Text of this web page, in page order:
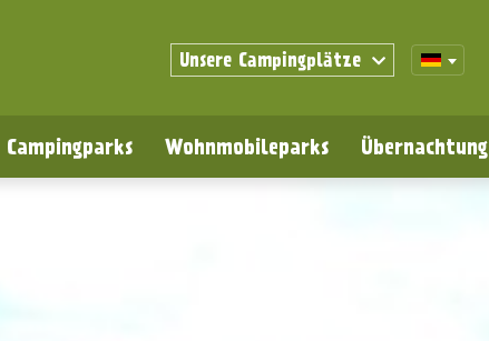
Unsere Campingplätze
Campingparks Wohnmobileparks Übernachtung